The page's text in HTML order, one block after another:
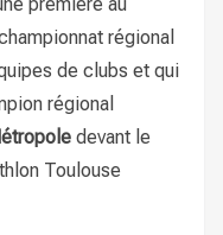
régional
de clubs et qui
régional
devant le
Toulouse